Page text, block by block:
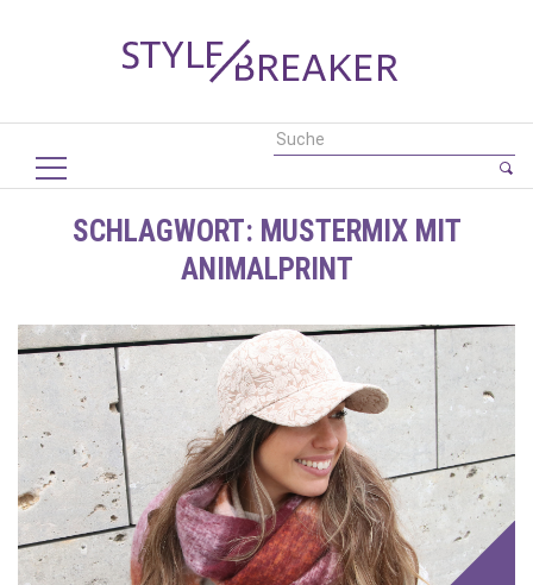
SCHLAGWORT: MUSTERMIX MIT
ANIMALPRINT